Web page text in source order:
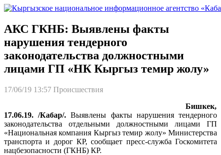
АКС ГКНБ: Выявлены факты
нарушения тендерного
законодательства должностными
лицами ГП «НК Кыргыз темир жолу»
17/06/19 13:57 Происшествия
Бишкек,
17.06.19. /Кабар/. Выявлены факты нарушения тендерного
законодательства отдельными должностными лицами ГП
«Национальная компания Кыргыз темир жолу» Министерства
транспорта и дорог КР, сообщает пресс-служба Госкомитета
нацбезопасности (ГКНБ) КР.